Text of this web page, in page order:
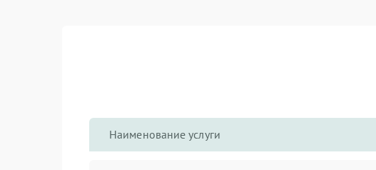
Наименование услуги